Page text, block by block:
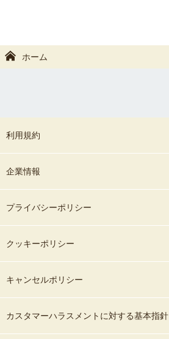
ホーム
利用規約
企業情報
プライバシーポリシー
クッキーポリシー
キャンセルポリシー
カスタマーハラスメントに対する基本指針